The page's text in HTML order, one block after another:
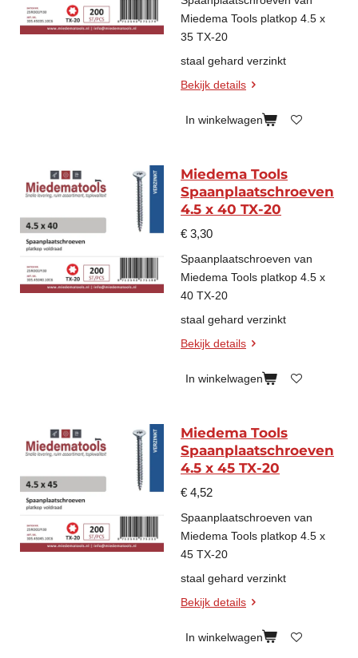
Miedema Tools platkop 4.5 x
35 TX-20
staal gehard verzinkt
Bekijk details
In winkelwagen
Miedema Tools
Spaanplaatschroeven
4.5 x 40 TX-20
€ 3,30
Spaanplaatschroeven van
Miedema Tools platkop 4.5 x
40 TX-20
staal gehard verzinkt
Bekijk details
In winkelwagen
Miedema Tools
Spaanplaatschroeven
4.5 x 45 TX-20
€ 4,52
Spaanplaatschroeven van
Miedema Tools platkop 4.5 x
45 TX-20
staal gehard verzinkt
Bekijk details
In winkelwagen